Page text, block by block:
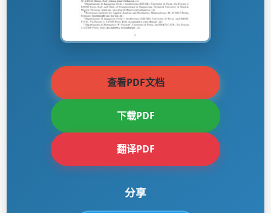
查看PDF文档
下载PDF
翻译PDF
分享